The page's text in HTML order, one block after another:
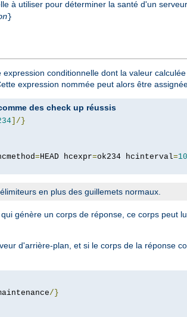
à utiliser pour déterminer la santé d'un
}
conditionnelle dont la valeur
expression nommée peut alors être
des check up réussis
]/}
=HEAD hcexpr=ok234 hcinterval=10
en plus des guillemets normaux.
génère un corps de réponse, ce corps peut
d'arrière-plan, et si le corps de la réponse
/}